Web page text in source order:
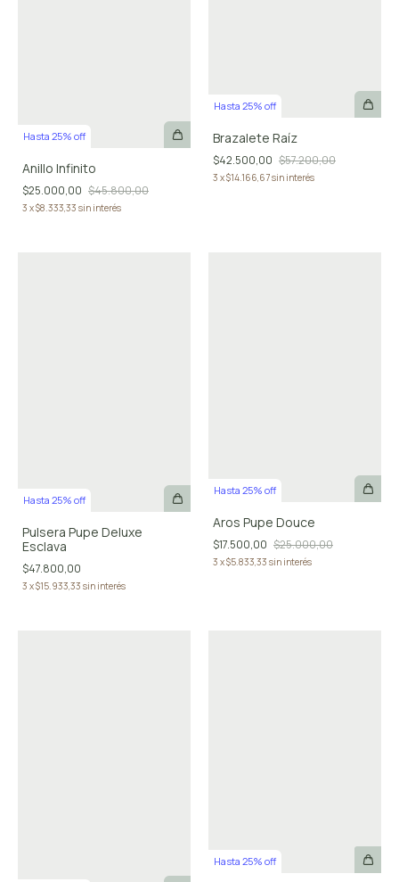
Hasta 25% off
Anillo Infinito
$25.000,00 $45.800,00
3 x$8.333,33 sin interés
Hasta 25% off
Brazalete Raíz
$42.500,00 $57.200,00
3 x$14.166,67sin interés
Hasta 25% off
Pulsera Pupe Deluxe
Esclava
$47.800,00
3 x$15.933,33 sin interés
Hasta 25% off
Aros Pupe Douce
$17.500,00 $25.000,00
3 x$5.833,33 sin interés
Hasta 25% off